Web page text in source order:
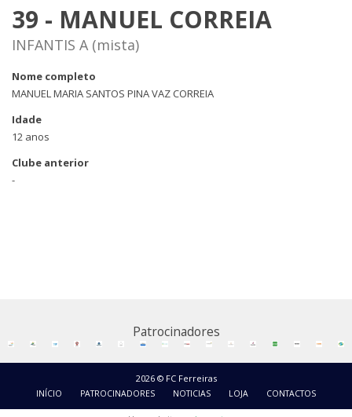
39 - MANUEL CORREIA
INFANTIS A (mista)
Nome completo
MANUEL MARIA SANTOS PINA VAZ CORREIA
Idade
12 anos
Clube anterior
-
Patrocinadores
2026 © FC Ferreiras
INÍCIO PATROCINADORES NOTICIAS LOJA CONTACTOS